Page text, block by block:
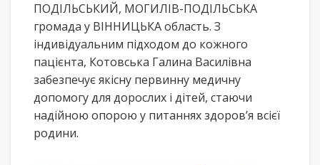
ПОДІЛЬСЬКИЙ, МОГИЛІВ-ПОДІЛЬСЬКА
громада у ВІННИЦЬКА область. З
індивідуальним підходом до кожного
пацієнта, Котовська Галина Василівна
забезпечує якісну первинну медичну
допомогу для дорослих і дітей, стаючи
надійною опорою у питаннях здоров’я всієї
родини.